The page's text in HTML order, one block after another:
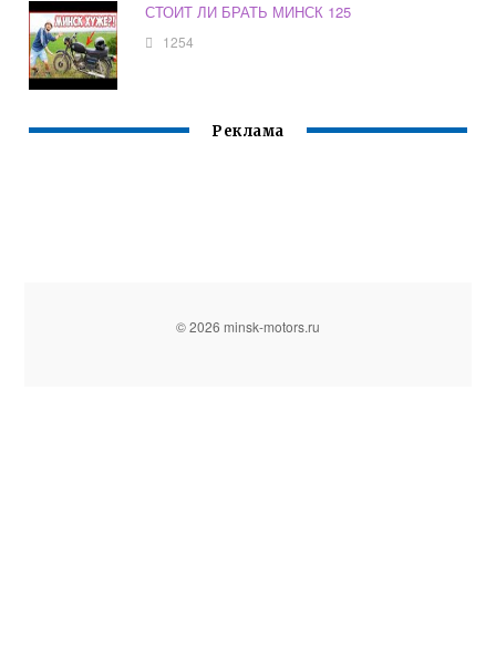
СТОИТ ЛИ БРАТЬ МИНСК 125
1254
Реклама
© 2026 minsk-motors.ru